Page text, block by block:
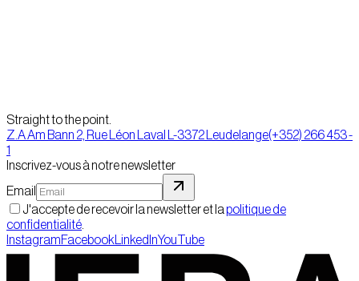
Straight to the point.
Z.A Am Bann 2, Rue Léon Laval L-3372 Leudelange(+352) 266 453 -
1
Inscrivez-vous à notre newsletter
Email
J'accepte de recevoir la newsletter et lapolitique de
confidentialité
InstagramFacebook LinkedInYouTube